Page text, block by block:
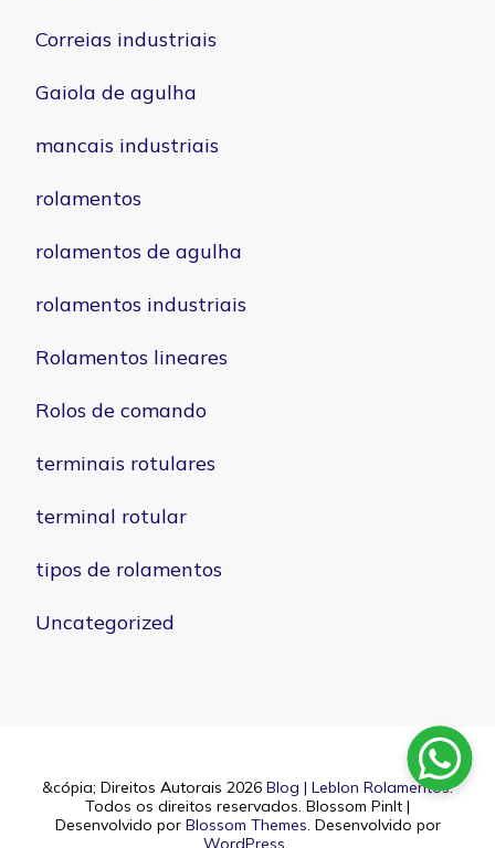
Correias industriais
Gaiola de agulha
mancais industriais
rolamentos
rolamentos de agulha
rolamentos industriais
Rolamentos lineares
Rolos de comando
terminais rotulares
terminal rotular
tipos de rolamentos
Uncategorized
&cópia; Direitos Autorais 2026 Blog | Leblon Rolamentos.
Todos os direitos reservados. Blossom PinIt |
Desenvolvido por Blossom Themes . Desenvolvido por
WordPress